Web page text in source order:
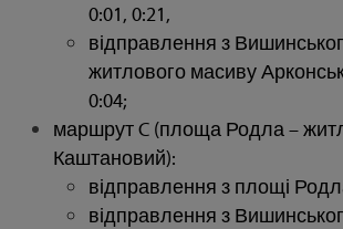
0:01, 0:21,
відправлення з
житлового масиву
0:04;
маршрут C (площа Родла –
Каштановий):
відправлення з площі
відправлення з